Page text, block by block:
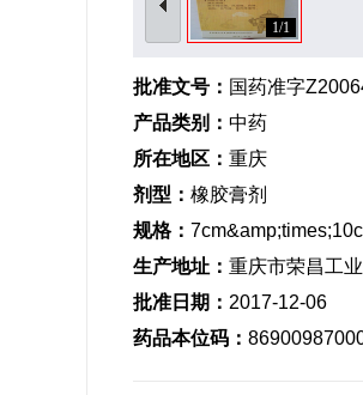
1/1
批准文号： 国药准字
产品类别： 中药
所在地区： 重庆
剂型： 橡胶膏剂
规格：
生产地址： 重庆市荣昌工
批准日期： 2017-12-06
药品本位码：